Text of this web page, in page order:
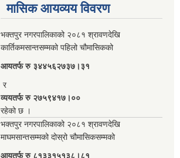
मासिक आयव्यय विवरण
भक्तपुर नगरपालिकाको २०८१ श्रावणदेखि
कार्तिकमसान्तसम्मको पहिलो चौमासिकको
आयतर्फ रु‌ ३४४५६२७३७।३१
र
व्ययतर्फ रु २७५९४१७।००
रहेको छ ।
भक्तपुर नगरपालिकाको २०८१ श्रावणदेखि
माघमसान्तसम्मको दोस्रो चौमासिकसम्मको
आयतर्फ रु‌ ८१३३१५१३८।८१